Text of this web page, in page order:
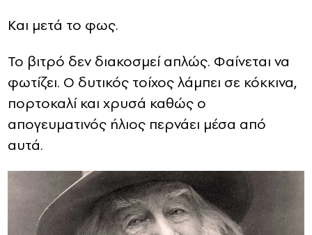
Και μετά το φως.
Το βιτρό δεν διακοσμεί απλώς. Φαίνεται να
φωτίζει. Ο δυτικός τοίχος λάμπει σε κόκκινα,
πορτοκαλί και χρυσά καθώς ο
απογευματινός ήλιος περνάει μέσα από
αυτά.